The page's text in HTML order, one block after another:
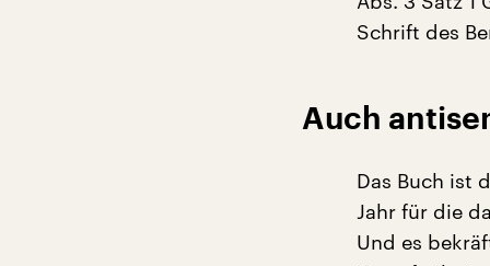
Schrift des
Auch
Das Buch ist
Jahr für die
Und es